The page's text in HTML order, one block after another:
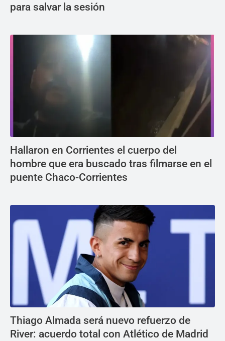
para salvar la sesión
Hallaron en Corrientes el cuerpo del
hombre que era buscado tras filmarse en el
puente Chaco-Corrientes
Thiago Almada será nuevo refuerzo de
River: acuerdo total con Atlético de Madrid